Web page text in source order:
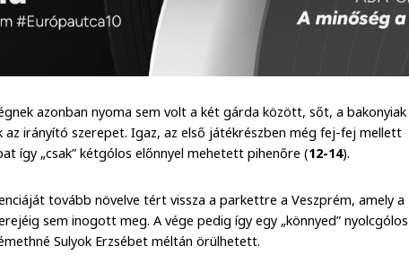
azonban nyoma sem volt a két gárda között, sőt, a bakonyiak
az irányító szerepet. Igaz, az első játékrészben még fej-fej mellett
így „csak” kétgólos előnnyel mehetett pihenőre (12-14).
tovább növelve tért vissza a parkettre a Veszprém, amely a
sem inogott meg. A vége pedig így egy „könnyed” nyolcgólos
Sulyok Erzsébet méltán örülhetett.